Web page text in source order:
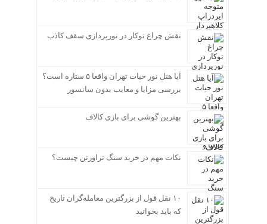
نقش چراغ توکار در نورپردازی سقف کاذب
آیا هتل نور حیات تهران واقعا ۵ ستاره است؟
بررسی مزایا و معایب بدون سانسور
بهترین گوشی برای بازی کالاف
نکات مهم در خرید سنگ تراورتن چیست؟
۱۰ نقل قول از بزرگترین معامله‌گران تاریخ
که باید بخوانید